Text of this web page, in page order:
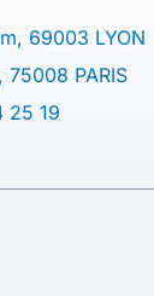
69003 LYON
75008 PARIS
25 19